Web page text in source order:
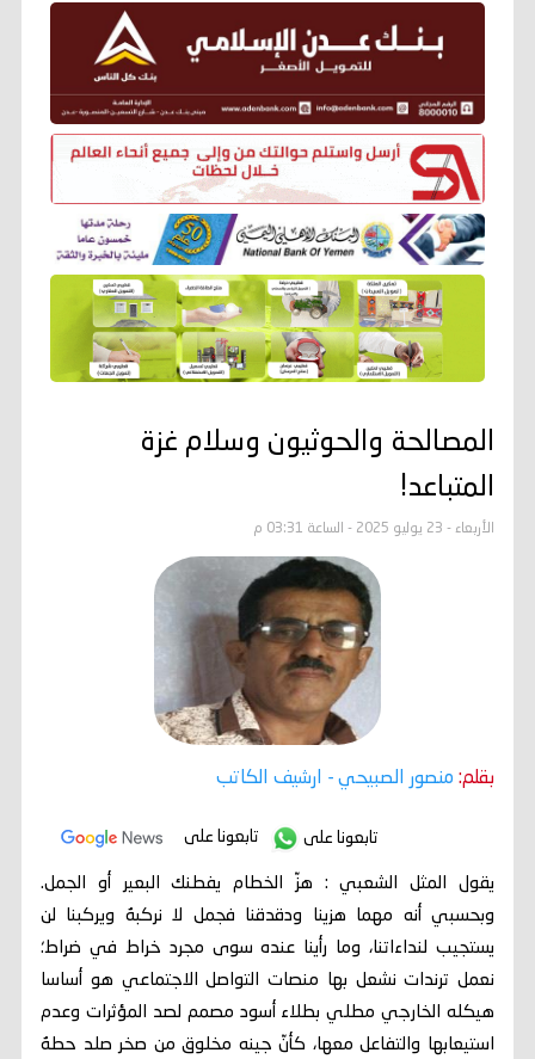
المصالحة والحوثيون وسلام غزة
المتباعد!
الأربعاء - 23 يوليو 2025 - الساعة 03:31 م
بقلم: منصور الصبيحي - ارشيف الكاتب
تابعونا على تابعونا على
يقول المثل الشعبي : هزّ الخطام يفطنك البعير أو الجمل.
وبحسبي أنه مهما هزينا ودقدقنا فجمل لا نركبهُ ويركبنا لن
يستجيب لنداءاتنا، وما رأينا عنده سوى مجرد خراط في ضراط؛
نعمل ترندات نشعل بها منصات التواصل الاجتماعي هو أساسا
هيكله الخارجي مطلي بطلاء أسود مصمم لصد المؤثرات وعدم
استيعابها والتفاعل معها، كأنّ جينه مخلوق من صخر صلد حطهُ